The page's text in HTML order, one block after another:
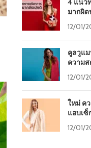
4 แนว
มากผิ
12/01/
คูลวูแ
ความส
12/01/
ใหม่ ค
แอบเซ็
12/01/